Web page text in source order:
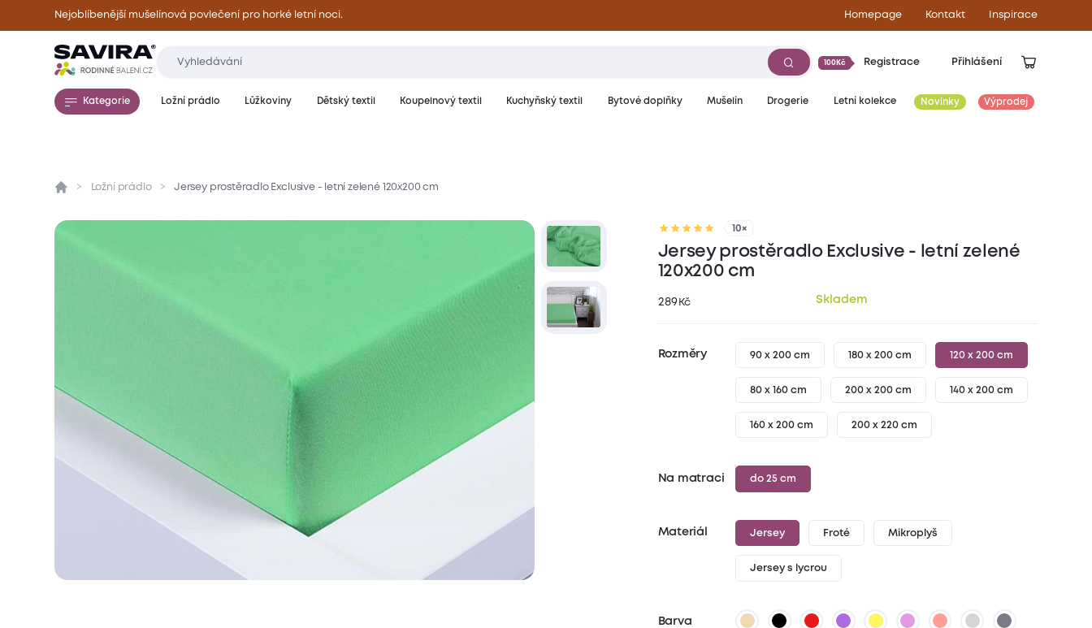
Nejoblíbenější mušelínová povlečení pro horké letní noci. Homepage Kontakt Inspirace
100Kč Registrace Přihlášení
Kategorie Ložní prádlo Lůžkoviny Dětský textil Koupelnový textil Kuchyňský textil Bytové doplňky Mušelín Drogerie Letní kolekce Novinky Výprodej
Přehled Parametry Popis produktu Materiál a péče
Ložní prádlo Jersey prostěradlo Exclusive - letní zelené 120x200 cm
10×
Jersey prostěradlo Exclusive - letní zelené
120x200 cm
289 Kč Skladem
Rozměry 90 x 200 cm 180 x 200 cm 120 x 200 cm
80 x 160 cm 200 x 200 cm 140 x 200 cm
160 x 200 cm 200 x 220 cm
Na matraci do 25 cm
Materiál Jersey Froté Mikroplyš
Jersey s lycrou
Barva